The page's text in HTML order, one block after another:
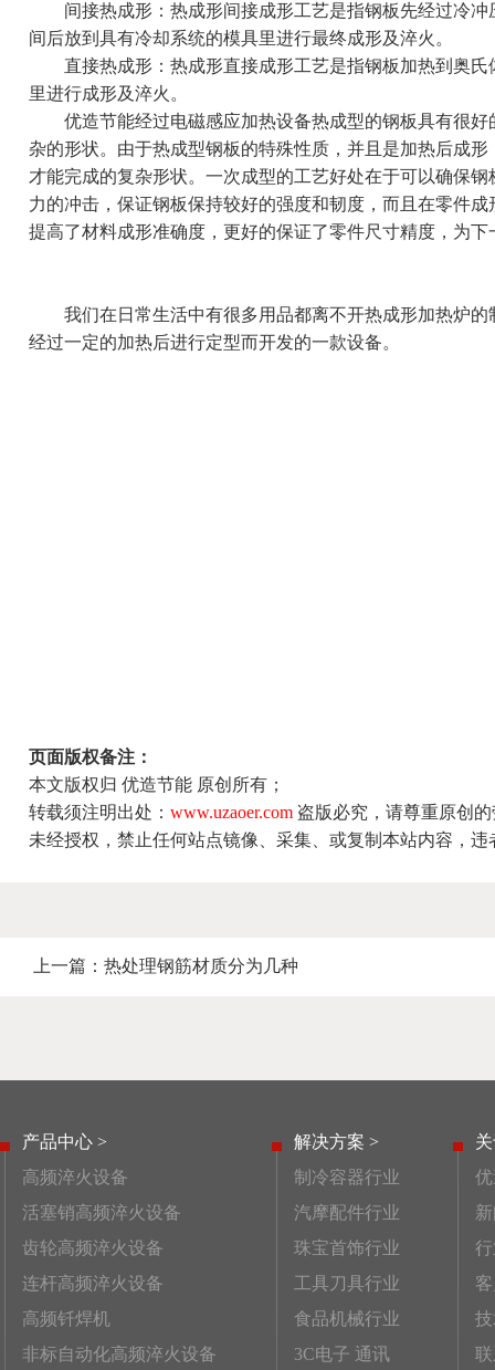
间接热成形：热成形间接成形工艺是指钢板先经过冷冲
间后放到具有冷却系统的模具里进行最终成形及淬火。
直接热成形：热成形直接成形工艺是指钢板加热到奥氏
里进行成形及淬火。
优造节能经过电磁感应加热设备热成型的钢板具有很
杂的形状。由于热成型钢板的特殊性质，并且是加热后成
才能完成的复杂形状。一次成型的工艺好处在于可以确保
力的冲击，保证钢板保持较好的强度和韧度，而且在零件
提高了材料成形准确度，更好的保证了零件尺寸精度，为
我们在日常生活中有很多用品都离不开热成形加热炉的
经过一定的加热后进行定型而开发的一款设备。
页面版权备注：
本文版权归 优造节能 原创所有；
转载须注明出处： www.uzaoer.com 盗版必究，请尊重原创
未经授权，禁止任何站点镜像、采集、或复制本站内容，
上一篇： 热处理钢筋材质分为几种
产品中心 >
高频淬火设备
活塞销高频淬火设备
齿轮高频淬火设备
连杆高频淬火设备
高频钎焊机
非标自动化高频淬火设备
解决方案 >
制冷容器行业
汽摩配件行业
珠宝首饰行业
工具刀具行业
食品机械行业
3C电子 通讯